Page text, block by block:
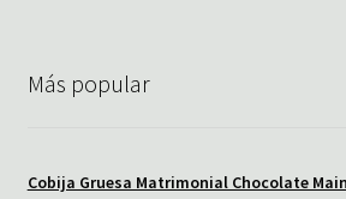
Más popular
Cobija Gruesa Matrimonial Chocolate